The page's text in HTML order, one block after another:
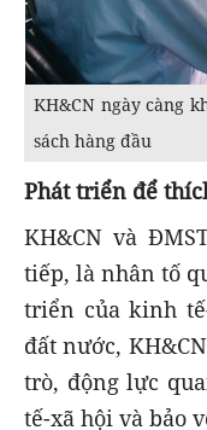
KH&CN ngày càng
sách hàng đầu
Phát triển để
KH&CN và
tiếp, là nhân tố
triển của kinh
đất nước,
trò, động lực
tế-xã hội và bảo